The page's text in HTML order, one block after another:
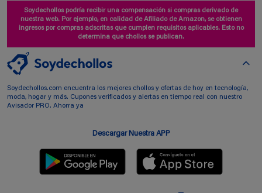
Soydechollos podría recibir una compensación si compras derivado de
nuestra web. Por ejemplo, en calidad de Afiliado de Amazon, se obtienen
ingresos por compras adscritas que cumplen requisitos aplicables. Esto no
determina que chollos se publican.
Soydechollos.com encuentra los mejores chollos y ofertas de hoy en tecnología,
moda, hogar y más. Cupones verificados y alertas en tiempo real con nuestro
Avisador PRO. Ahorra ya
Descargar Nuestra APP